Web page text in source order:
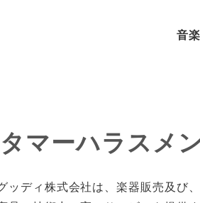
音
マーハラスメ
ッディ株式会社は、楽器販売及び